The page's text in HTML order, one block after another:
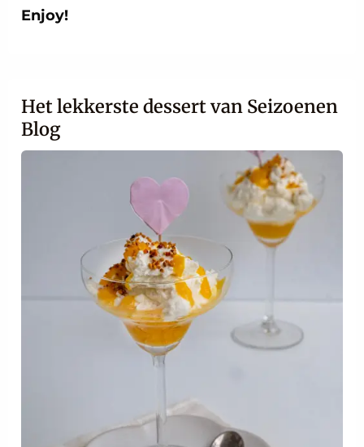
Enjoy!
Het lekkerste dessert van Seizoenen
Blog